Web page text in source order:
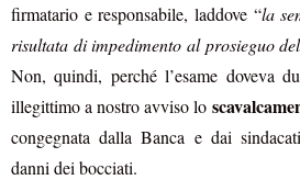
firmatario e responsabile, laddove “la
risultata di impedimento al prosieguo
Non, quindi, perché l’esame doveva
illegittimo a nostro avviso lo
congegnata dalla Banca e dai
danni dei bocciati.